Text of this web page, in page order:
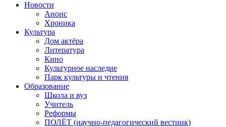
Новости
Анонс
Хроника
Культура
Дом актёра
Литература
Кино
Культурное наследие
Парк культуры и чтения
Образование
Школа и вуз
Учитель
Реформы
ПОЛЁТ (научно-педагогический вестник)